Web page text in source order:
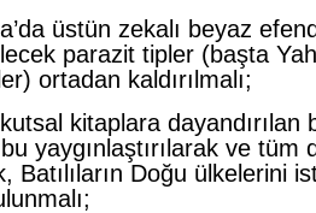
üstün zekalı beyaz
parazit tipler (başta
ortadan kaldırılmalı;
kitaplara dayandırılan
bu yaygınlaştırılarak ve tüm
Batılıların Doğu ülkelerini